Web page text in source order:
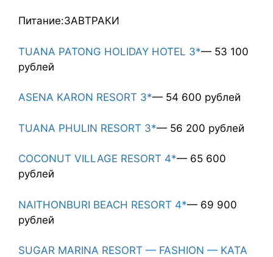
Питание:ЗАВТРАКИ
TUANA PATONG HOLIDAY HOTEL 3*— 53 100
рублей
ASENA KARON RESORT 3*— 54 600 рублей
TUANA PHULIN RESORT 3*— 56 200 рублей
COCONUT VILLAGE RESORT 4*— 65 600
рублей
NAITHONBURI BEACH RESORT 4*— 69 900
рублей
SUGAR MARINA RESORT — FASHION — KATA